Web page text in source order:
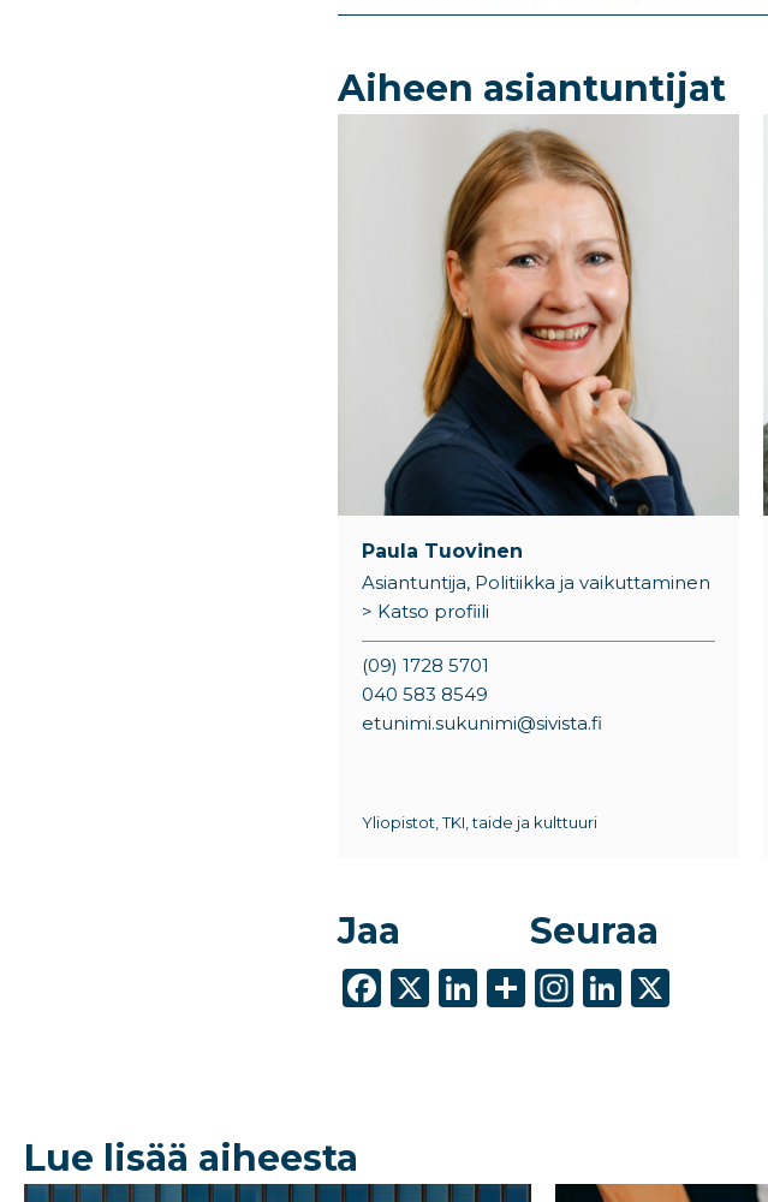
Aiheen asiantuntijat
Paula Tuovinen
Asiantuntija, Politiikka ja vaikuttaminen
> Katso profiili
(09) 1728 5701
040 583 8549
etunimi.sukunimi@sivista.fi
Yliopistot, TKI, taide ja kulttuuri
Jaa
F
o
X Li
n
S
Seuraa
In
m
Li
n
X
Lue lisää aiheesta